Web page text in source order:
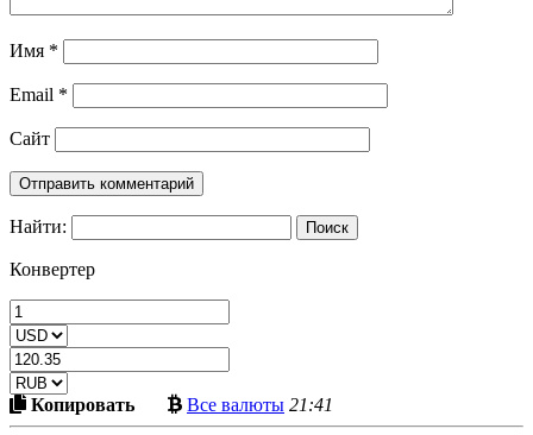
Имя *
Email *
Сайт
Найти:
Конвертер
КопироватьСкопировать
в
Все валютыБольше
криптовалют
21:41